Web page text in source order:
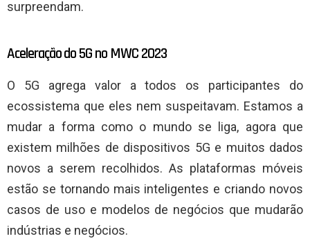
surpreendam.
Aceleração do 5G no MWC 2023
O 5G agrega valor a todos os participantes do
ecossistema que eles nem suspeitavam. Estamos a
mudar a forma como o mundo se liga, agora que
existem milhões de dispositivos 5G e muitos dados
novos a serem recolhidos. As plataformas móveis
estão se tornando mais inteligentes e criando novos
casos de uso e modelos de negócios que mudarão
indústrias e negócios.